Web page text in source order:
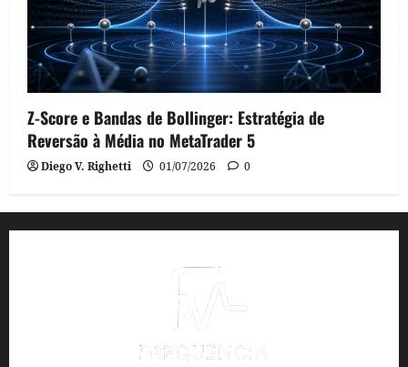
Z-Score e Bandas de Bollinger: Estratégia de
Reversão à Média no MetaTrader 5
Diego V. Righetti 01/07/2026 0